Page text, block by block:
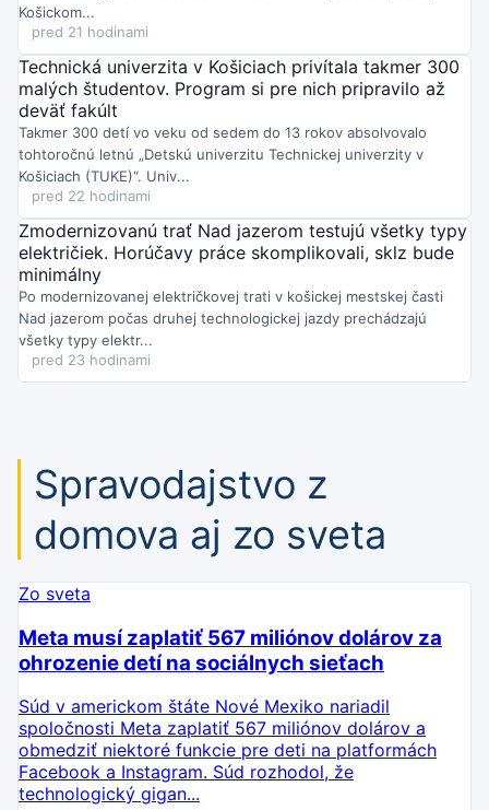
Košickom...
pred 21 hodinami
Technická univerzita v Košiciach privítala takmer 300
malých študentov. Program si pre nich pripravilo až
deväť fakúlt
Takmer 300 detí vo veku od sedem do 13 rokov absolvovalo
tohtoročnú letnú „Detskú univerzitu Technickej univerzity v
Košiciach (TUKE)“. Univ...
pred 22 hodinami
Zmodernizovanú trať Nad jazerom testujú všetky typy
električiek. Horúčavy práce skomplikovali, sklz bude
minimálny
Po modernizovanej električkovej trati v košickej mestskej časti
Nad jazerom počas druhej technologickej jazdy prechádzajú
všetky typy elektr...
pred 23 hodinami
Spravodajstvo z
domova aj zo sveta
Zo sveta
Meta musí zaplatiť 567 miliónov dolárov za
ohrozenie detí na sociálnych sieťach
Súd v americkom štáte Nové Mexiko nariadil
spoločnosti Meta zaplatiť 567 miliónov dolárov a
obmedziť niektoré funkcie pre deti na platformách
Facebook a Instagram. Súd rozhodol, že
technologický gigan...